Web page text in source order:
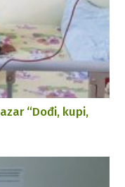
“Dođi, kupi,